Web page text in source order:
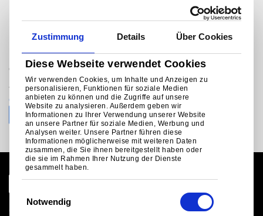
Zustimmung Details Über Cookies
Diese Webseite verwendet Cookies
Wir verwenden Cookies, um Inhalte und Anzeigen zu
personalisieren, Funktionen für soziale Medien
anbieten zu können und die Zugriffe auf unsere
Website zu analysieren. Außerdem geben wir
Informationen zu Ihrer Verwendung unserer Website
an unsere Partner für soziale Medien, Werbung und
Analysen weiter. Unsere Partner führen diese
Informationen möglicherweise mit weiteren Daten
zusammen, die Sie ihnen bereitgestellt haben oder
die sie im Rahmen Ihrer Nutzung der Dienste
gesammelt haben.
Notwendig
Sie möchten mit jemandem
sprechen?
Colorcoat Connection®helpline
+31 (0)251 492206 (NL)
colorcoat.connectionEU@tatasteeleurope.com
Globale Website